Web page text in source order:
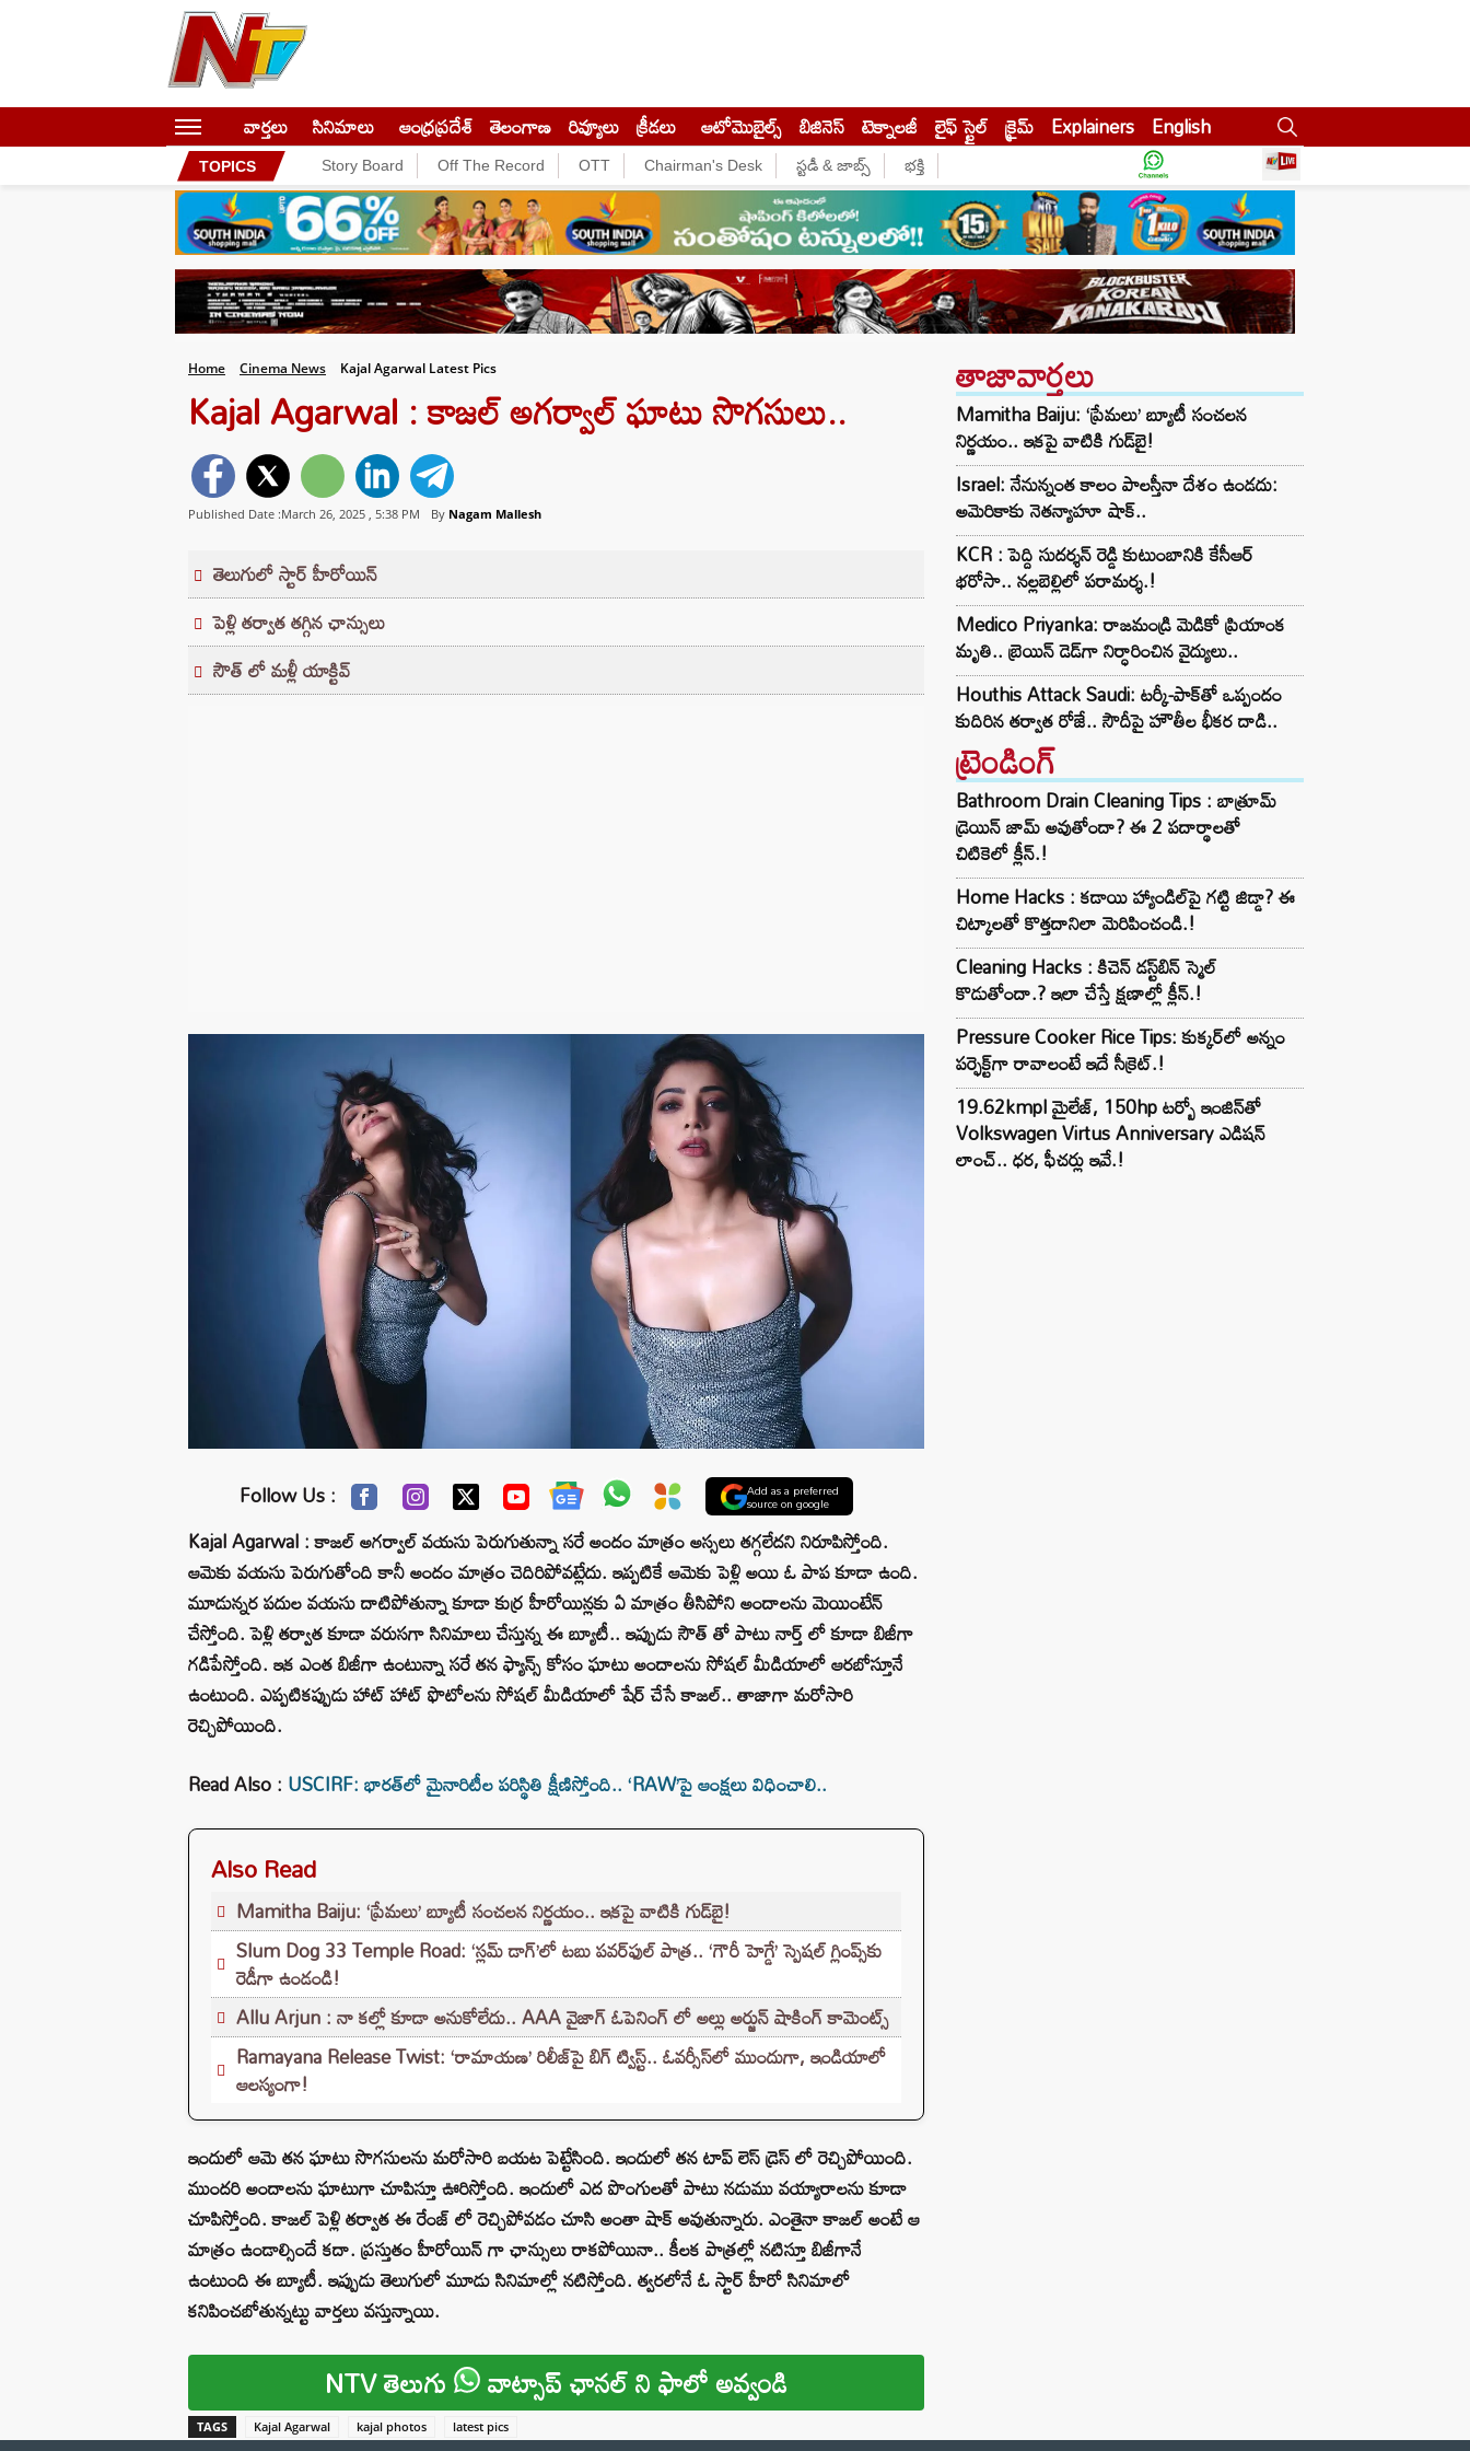
వార్తలు సినిమాలు ఆంధ్రప్రదేశ్ తెలంగాణ రివ్యూలు క్రీడలు ఆటోమొబైల్స్ బిజినెస్‌ టెక్నాలజీ లైఫ్ స్టైల్ క్రైమ్ Explainers English
TOPICS Story Board Off The Record OTT Chairman's Desk స్టడీ & జాబ్స్ భక్తి
Home Cinema News Kajal Agarwal Latest Pics
Kajal Agarwal : కాజల్ అగర్వాల్ ఘాటు సొగసులు..
Published Date :March 26, 2025 , 5:38 PM By Nagam Mallesh
తెలుగులో స్టార్ హీరోయిన్
పెళ్లి తర్వాత తగ్గిన ఛాన్సులు
సౌత్ లో మళ్లీ యాక్టివ్
Follow Us : Add as a preferred
source on google
Kajal Agarwal : కాజల్ అగర్వాల్ వయసు పెరుగుతున్నా సరే అందం మాత్రం అస్సలు తగ్గలేదని నిరూపిస్తోంది.
ఆమెకు వయసు పెరుగుతోంది కానీ అందం మాత్రం చెదిరిపోవట్లేదు. ఇప్పటికే ఆమెకు పెళ్లి అయి ఓ పాప కూడా ఉంది.
మూడున్నర పదుల వయసు దాటిపోతున్నా కూడా కుర్ర హీరోయిన్లకు ఏ మాత్రం తీసిపోని అందాలను మెయింటేన్
చేస్తోంది. పెళ్లి తర్వాత కూడా వరుసగా సినిమాలు చేస్తున్న ఈ బ్యూటీ.. ఇప్పుడు సౌత్ తో పాటు నార్త్ లో కూడా బిజీగా
గడిపేస్తోంది. ఇక ఎంత బిజీగా ఉంటున్నా సరే తన ఫ్యాన్స్ కోసం ఘాటు అందాలను సోషల్ మీడియాలో ఆరబోస్తూనే
ఉంటుంది. ఎప్పటికప్పుడు హాట్ హాట్ ఫొటోలను సోషల్ మీడియాలో షేర్ చేసే కాజల్.. తాజాగా మరోసారి
రెచ్చిపోయింది.
Read Also : USCIRF: భారత్‌లో మైనారిటీల పరిస్థితి క్షీణిస్తోంది.. ‘RAW’పై ఆంక్షలు విధించాలి..
Also Read
Mamitha Baiju: ‘ప్రేమలు’ బ్యూటీ సంచలన నిర్ణయం.. ఇకపై వాటికి గుడ్‌బై!
Slum Dog 33 Temple Road: ‘స్లమ్ డాగ్’లో టబు పవర్‌ఫుల్ పాత్ర.. ‘గౌరీ హెగ్డే’ స్పెషల్ గ్లింప్స్‌కు
రెడీగా ఉండండి!
Allu Arjun : నా కల్లో కూడా అనుకోలేదు.. AAA వైజాగ్ ఓపెనింగ్ లో అల్లు అర్జున్ షాకింగ్ కామెంట్స్
Ramayana Release Twist: ‘రామాయణ’ రిలీజ్‌పై బిగ్ ట్విస్ట్.. ఓవర్సీస్‌లో ముందుగా, ఇండియాలో
ఆలస్యంగా!
ఇందులో ఆమె తన ఘాటు సొగసులను మరోసారి బయట పెట్టేసింది. ఇందులో తన టాప్ లెస్ డ్రెస్ లో రెచ్చిపోయింది.
ముందరి అందాలను ఘాటుగా చూపిస్తూ ఊరిస్తోంది. ఇందులో ఎద పొంగులతో పాటు నడుము వయ్యారాలను కూడా
చూపిస్తోంది. కాజల్ పెళ్లి తర్వాత ఈ రేంజ్ లో రెచ్చిపోవడం చూసి అంతా షాక్ అవుతున్నారు. ఎంతైనా కాజల్ అంటే ఆ
మాత్రం ఉండాల్సిందే కదా. ప్రస్తుతం హీరోయిన్ గా ఛాన్సులు రాకపోయినా.. కీలక పాత్రల్లో నటిస్తూ బిజీగానే
ఉంటుంది ఈ బ్యూటీ. ఇప్పుడు తెలుగులో మూడు సినిమాల్లో నటిస్తోంది. త్వరలోనే ఓ స్టార్ హీరో సినిమాలో
కనిపించబోతున్నట్టు వార్తలు వస్తున్నాయి.
NTV తెలుగు వాట్సాప్ ఛానల్ ని ఫాలో అవ్వండి
TAGS Kajal Agarwal kajal photos latest pics
తాజావార్తలు
Mamitha Baiju: ‘ప్రేమలు’ బ్యూటీ సంచలన
నిర్ణయం.. ఇకపై వాటికి గుడ్‌బై!
Israel: నేనున్నంత కాలం పాలస్తీనా దేశం ఉండదు:
అమెరికాకు నెతన్యాహూ షాక్..
KCR : పెద్ది సుదర్శన్ రెడ్డి కుటుంబానికి కేసీఆర్
భరోసా.. నల్లబెల్లిలో పరామర్శ.!
Medico Priyanka: రాజమండ్రి మెడికో ప్రియాంక
మృతి.. బ్రెయిన్ డెడ్‌గా నిర్ధారించిన వైద్యులు..
Houthis Attack Saudi: టర్కీ-పాక్‌తో ఒప్పందం
కుదిరిన తర్వాత రోజే.. సౌదీపై హౌతీల భీకర దాడి..
ట్రెండింగ్‌
Bathroom Drain Cleaning Tips : బాత్రూమ్
డ్రెయిన్ జామ్ అవుతోందా? ఈ 2 పదార్థాలతో
చిటికెలో క్లీన్.!
Home Hacks : కడాయి హ్యాండిల్‌పై గట్టి జిడ్డా? ఈ
చిట్కాలతో కొత్తదానిలా మెరిపించండి.!
Cleaning Hacks : కిచెన్ డస్ట్‌బిన్ స్మెల్
కొడుతోందా.? ఇలా చేస్తే క్షణాల్లో క్లీన్.!
Pressure Cooker Rice Tips: కుక్కర్‌లో అన్నం
పర్ఫెక్ట్‌గా రావాలంటే ఇదే సీక్రెట్.!
19.62kmpl మైలేజ్, 150hp టర్బో ఇంజిన్‌తో
Volkswagen Virtus Anniversary ఎడిషన్
లాంచ్.. ధర, ఫీచర్లు ఇవే.!